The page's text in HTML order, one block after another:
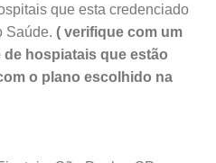
que esta credenciado
Saúde. ( verifique com um
hospiatais que estão
o plano escolhido na